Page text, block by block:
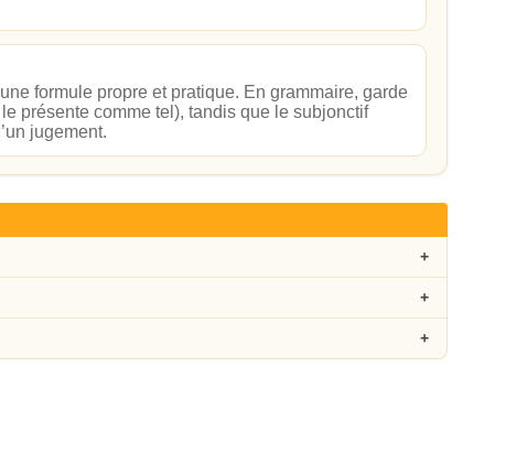
formule propre et pratique. En grammaire, garde
présente comme tel), tandis que le subjonctif
jugement.